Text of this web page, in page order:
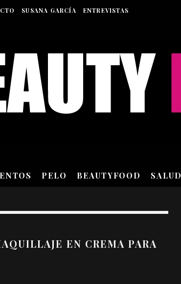
SUSANA GARCÍA ENTREVISTAS
PELO BEAUTYFOOD SALUD
EN CREMA PARA